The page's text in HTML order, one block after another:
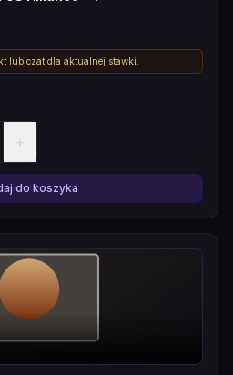
lub czat dla aktualnej stawki.
+
do koszyka